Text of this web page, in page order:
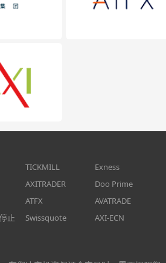
TICKMILL
Exness
AXITRADER
Doo Prime
ATFX
AVATRADE
止
Swissquote AXI-ECN